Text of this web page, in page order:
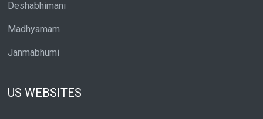
Deshabhimani
Madhyamam
Janmabhumi
US WEBSITES